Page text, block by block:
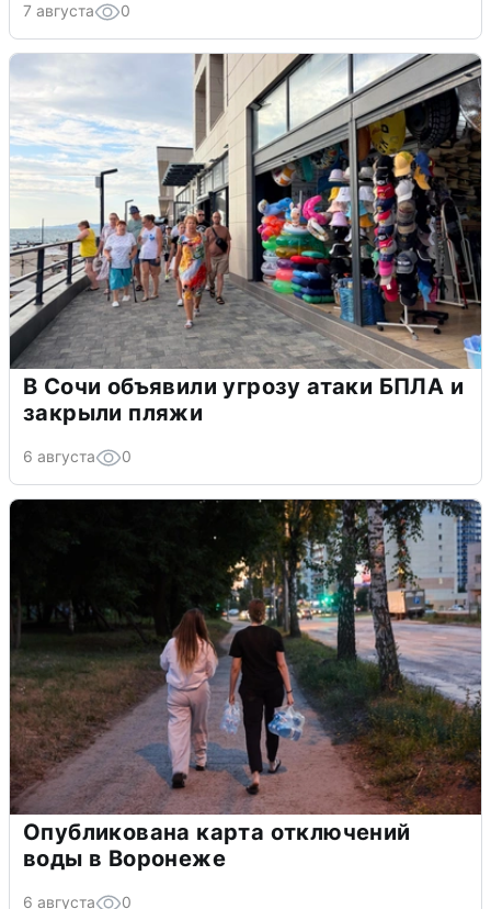
7 августа 0
В Сочи объявили угрозу атаки БПЛА и
закрыли пляжи
6 августа 0
Опубликована карта отключений
воды в Воронеже
6 августа 0